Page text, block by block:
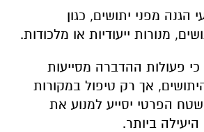
מפני יתושים, כגון
מנורות ייעודיות או מלכודות.
פעולות ההדברה מסייעות
אך רק טיפול במקורות
הפרטי יסייע למנוע את
ביותר.